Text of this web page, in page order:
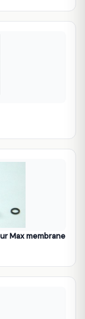
Max membrane